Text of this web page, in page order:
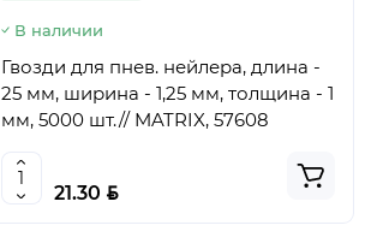
В наличии
Гвозди для пнев. нейлера, длина -
25 мм, ширина - 1,25 мм, толщина - 1
мм, 5000 шт.// MATRIX, 57608
21.30 BYN